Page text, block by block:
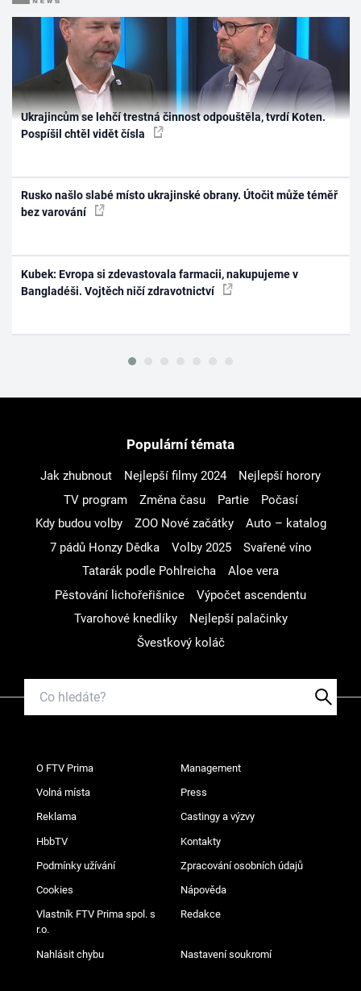
Ukrajincům se lehčí trestná činnost odpouštěla, tvrdí Koten.
Pospíšil chtěl vidět čísla
Rusko našlo slabé místo ukrajinské obrany. Útočit může téměř
bez varování
Kubek: Evropa si zdevastovala farmacii, nakupujeme v
Bangladéši. Vojtěch ničí zdravotnictví
Populární témata
Jak zhubnout Nejlepší filmy 2024
Nejlepší horory
TV program
Změna času Partie
Počasí
Kdy budou volby
ZOO Nové začátky
Auto – katalog
7 pádů Honzy Dědka
Volby 2025
Svařené víno
Tatarák podle Pohlreicha
Aloe vera
Pěstování lichořeřišnice
Výpočet ascendentu
Tvarohové knedlíky
Nejlepší palačinky
Švestkový koláč
O FTV Prima Management
Volná místa Press
Reklama Castingy a výzvy
HbbTV Kontakty
Podmínky užívání Zpracování osobních údajů
Cookies Nápověda
Vlastník FTV Prima spol. s
r.o.
Redakce
Nahlásit chybu Nastavení soukromí